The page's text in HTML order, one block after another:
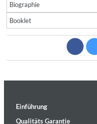
Biographie
Booklet
Einführung
Qualitäts Garantie